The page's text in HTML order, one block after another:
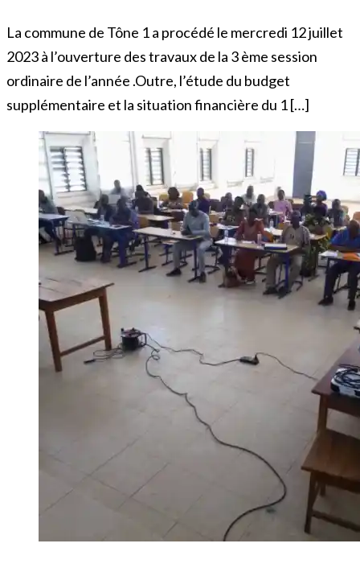
La commune de Tône 1 a procédé le mercredi 12 juillet
2023 à l’ouverture des travaux de la 3 ème session
ordinaire de l’année .Outre, l’étude du budget
supplémentaire et la situation financière du 1 […]